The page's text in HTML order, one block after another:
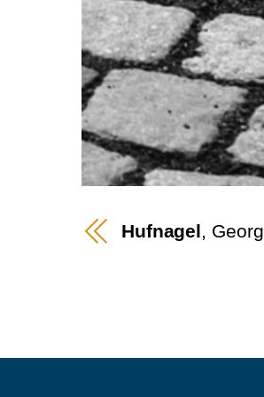
Hufnagel, Georg